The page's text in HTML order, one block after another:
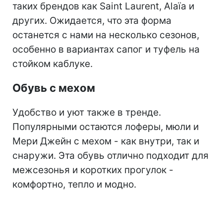
таких брендов как Saint Laurent, Alaïa и
других. Ожидается, что эта форма
останется с нами на несколько сезонов,
особенно в вариантах сапог и туфель на
стойком каблуке.
Обувь с мехом
Удобство и уют также в тренде.
Популярными остаются лоферы, мюли и
Мери Джейн с мехом - как внутри, так и
снаружи. Эта обувь отлично подходит для
межсезонья и коротких прогулок -
комфортно, тепло и модно.